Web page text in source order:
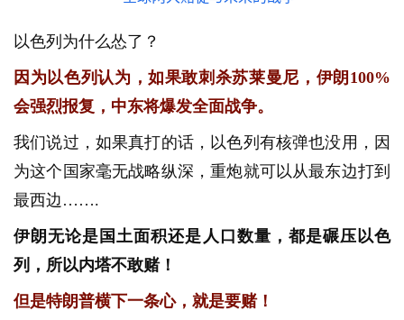
以色列为什么怂了？
因为以色列认为，如果敢刺杀苏莱曼尼，伊朗100%
会强烈报复，中东将爆发全面战争。
我们说过，如果真打的话，以色列有核弹也没用，因
为这个国家毫无战略纵深，重炮就可以从最东边打到
最西边…….
伊朗无论是国土面积还是人口数量，都是碾压以色
列，所以内塔不敢赌！
但是特朗普横下一条心，就是要赌！